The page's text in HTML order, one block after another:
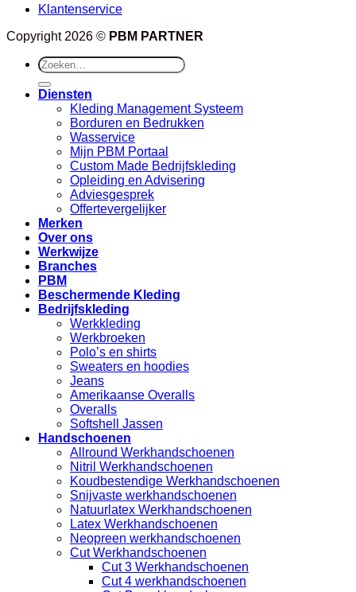
Klantenservice
Copyright 2026 © PBM PARTNER
Zoeken
naar:
Diensten
Kleding Management Systeem
Borduren en Bedrukken
Wasservice
Mijn PBM Portaal
Custom Made Bedrijfskleding
Opleiding en Advisering
Adviesgesprek
Offertevergelijker
Merken
Over ons
Werkwijze
Branches
PBM
Beschermende Kleding
Bedrijfskleding
Werkkleding
Werkbroeken
Polo’s en shirts
Sweaters en hoodies
Jeans
Amerikaanse Overalls
Overalls
Softshell Jassen
Handschoenen
Allround Werkhandschoenen
Nitril Werkhandschoenen
Koudbestendige Werkhandschoenen
Snijvaste werkhandschoenen
Natuurlatex Werkhandschoenen
Latex Werkhandschoenen
Neopreen werkhandschoenen
Cut Werkhandschoenen
Cut 3 Werkhandschoenen
Cut 4 werkhandschoenen